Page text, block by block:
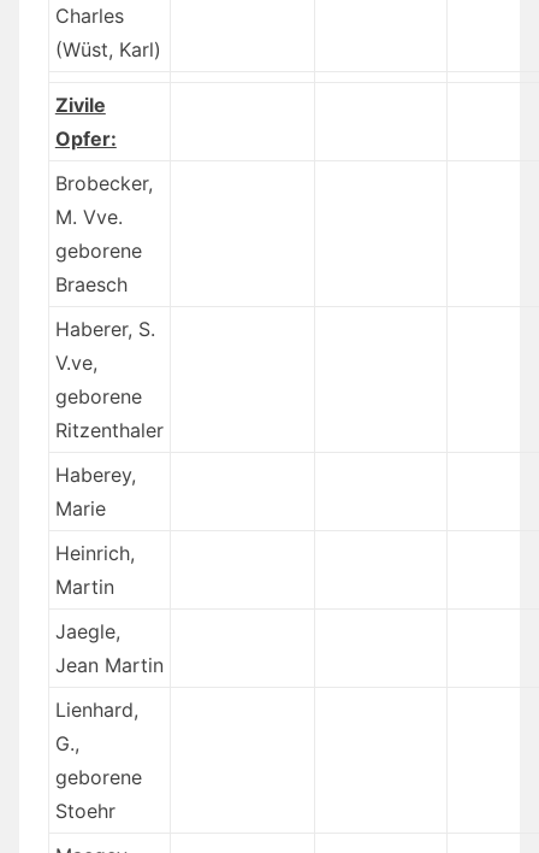
Charles
(Wüst, Karl)
Zivile
Opfer:
Brobecker,
M. Vve.
geborene
Braesch
Haberer, S.
V.ve,
geborene
Ritzenthaler
Haberey,
Marie
Heinrich,
Martin
Jaegle,
Jean Martin
Lienhard,
G.,
geborene
Stoehr